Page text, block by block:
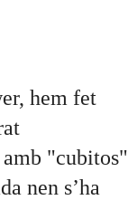
hem fet
"cubitos"
nen s’ha